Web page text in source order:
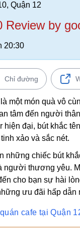
Quận 12
Review by
20:30
Chỉ đường
một món quà vô
tâm đến người
hiện đại, bút khắc
xảo và sắc nét.
những chiếc bút
người thương yêu.
cho bạn sự hài
ưu đãi hấp dẫn
cafe tại Quận